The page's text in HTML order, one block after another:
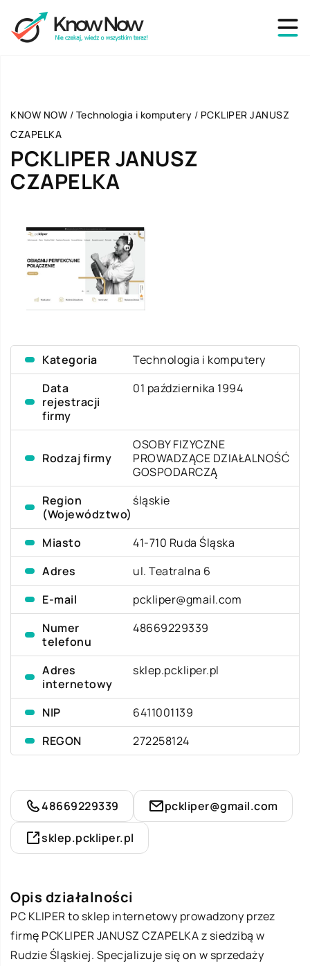
KNOW NOW / Technologia i komputery / PCKLIPER JANUSZ
CZAPELKA
PCKLIPER JANUSZ
CZAPELKA
Kategoria
Technologia i komputery
Data
rejestracji
firmy
01 października 1994
Rodzaj firmy
OSOBY FIZYCZNE
PROWADZĄCE DZIAŁALNOŚĆ
GOSPODARCZĄ
Region
(Województwo)
śląskie
Miasto
41-710 Ruda Śląska
Adres
ul. Teatralna 6
E-mail
pckliper@gmail.com
Numer
telefonu
48669229339
Adres
internetowy
sklep.pckliper.pl
NIP
6411001139
REGON
272258124
48669229339 pckliper@gmail.com
sklep.pckliper.pl
Opis działalności
PC KLIPER to sklep internetowy prowadzony przez
firmę PCKLIPER JANUSZ CZAPELKA z siedzibą w
Rudzie Śląskiej. Specjalizuje się on w sprzedaży